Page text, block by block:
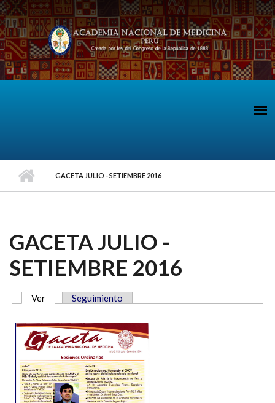
Pasar al contenido principal
GACETA JULIO - SETIEMBRE 2016
GACETA JULIO -
SETIEMBRE 2016
Ver (solapa activa)
Seguimiento